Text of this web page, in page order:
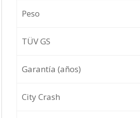
Peso
TÜV GS
Garantía (años)
City Crash